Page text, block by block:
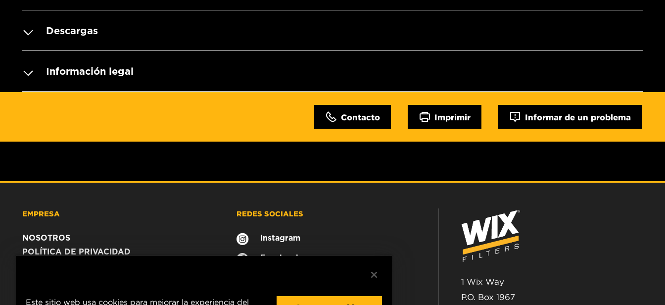
Descargas
Información legal
Contacto Imprimir Informar de un problema
EMPRESA
NOSOTROS
POLÍTICA DE PRIVACIDAD
REDES SOCIALES
Instagram
Facebook
1 Wix Way
P.O. Box 1967
Este sitio web usa cookies para mejorar la experiencia del